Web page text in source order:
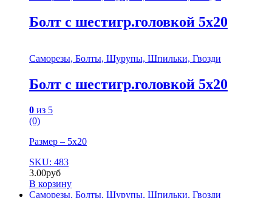
Болт с шестигр.головкой 5х20
Саморезы, Болты, Шурупы, Шпильки, Гвозди
Болт с шестигр.головкой 5х20
0 из 5
(0)
Размер – 5х20
SKU: 483
3.00руб
В корзину
Саморезы, Болты, Шурупы, Шпильки, Гвозди